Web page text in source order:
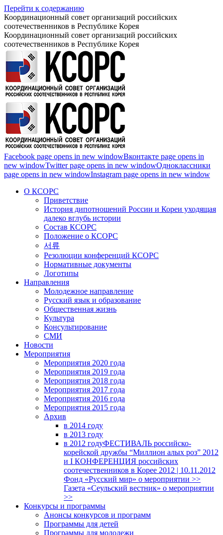
Перейти к содержанию
Координационный совет организаций российских
соотечественников в Республике Корея
Координационный совет организаций российских
соотечественников в Республике Корея
Facebook page opens in new windowВконтакте page opens in
new windowTwitter page opens in new windowОдноклассники
page opens in new windowInstagram page opens in new window
О КСОРС
Приветствие
История дипотношений России и Кореи уходящая
далеко вглубь истории
Состав КСОРС
Положение о КСОРС
서류
Резолюции конференций КСОРС
Нормативные документы
Логотипы
Направления
Молодежное направление
Русский язык и образование
Общественная жизнь
Культура
Консультирование
СМИ
Новости
Мероприятия
Мероприятия 2020 года
Мероприятия 2019 года
Мероприятия 2018 годa
Мероприятия 2017 года
Мероприятия 2016 года
Мероприятия 2015 года
Архив
в 2014 году
в 2013 году
в 2012 годуФЕСТИВАЛЬ российско-
корейской дружбы “Миллион алых роз” 2012
и I КОНФЕРЕНЦИЯ российских
соотечественников в Корее 2012 | 10.11.2012
Фонд «Русский мир» о мероприятии >>
Газета «Сеульский вестник» о мероприятии
>>
Конкурсы и программы
Анонсы конкурсов и программ
Программы для детей
Программы для молодежи